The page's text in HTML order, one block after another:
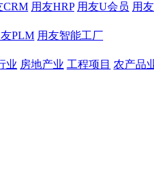
CRM 用友HRP 用友U会员 用
PLM 用友智能工厂
业 房地产业 工程项目 农产品